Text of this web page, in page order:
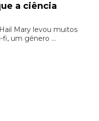
a ciência
Mary levou muitos
um género ...